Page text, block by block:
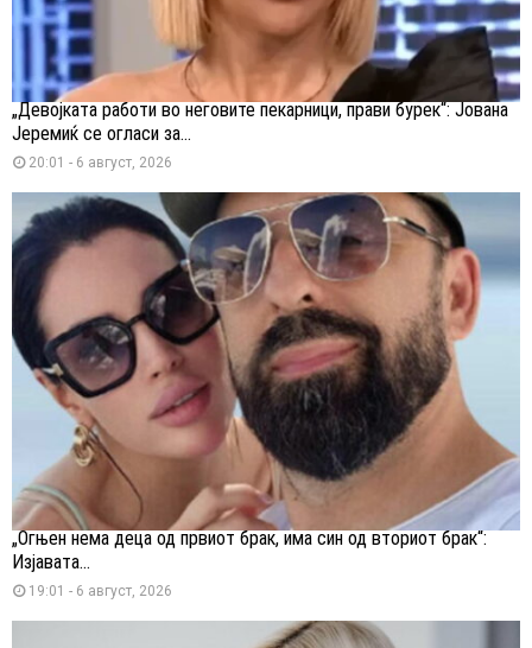
„Девојката работи во неговите пекарници, прави бурек“: Јована
Јеремиќ се огласи за...
20:01 - 6 август, 2026
„Огњен нема деца од првиот брак, има син од вториот брак“:
Изјавата...
19:01 - 6 август, 2026